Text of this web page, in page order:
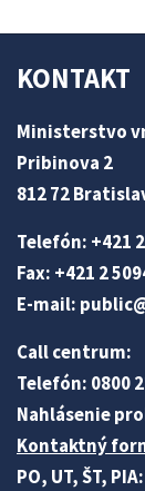
KONTAKT
Ministerstvo
Pribinova 2
812 72
Telefón: +421
Fax: +421 2
E-mail:
Call centrum:
Telefón: 0800
Nahlásenie
Kontaktný
PO, UT, ŠT,